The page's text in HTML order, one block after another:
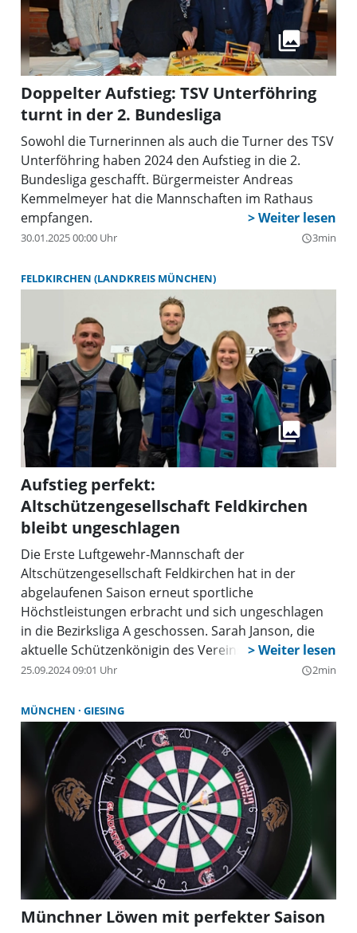
Doppelter Aufstieg: TSV Unterföhring
turnt in der 2. Bundesliga
Sowohl die Turnerinnen als auch die Turner des TSV
Unterföhring haben 2024 den Aufstieg in die 2.
Bundesliga geschafft. Bürgermeister Andreas
Kemmelmeyer hat die Mannschaften im Rathaus
empfangen.
30.01.2025 00:00 Uhr query_builder3min
FELDKIRCHEN (LANDKREIS MÜNCHEN)
Aufstieg perfekt:
Altschützengesellschaft Feldkirchen
bleibt ungeschlagen
Die Erste Luftgewehr-Mannschaft der
Altschützengesellschaft Feldkirchen hat in der
abgelaufenen Saison erneut sportliche
Höchstleistungen erbracht und sich ungeschlagen
in die Bezirksliga A geschossen. Sarah Janson, die
aktuelle Schützenkönigin des Vereins, sowie Lukas
Andraschko, Maximilian Zoller und Patrick Rapke
in allen Wettkampfrunden.
25.09.2024 09:01 Uhr query_builder2min
MÜNCHEN GIESING
Münchner Löwen mit perfekter Saison